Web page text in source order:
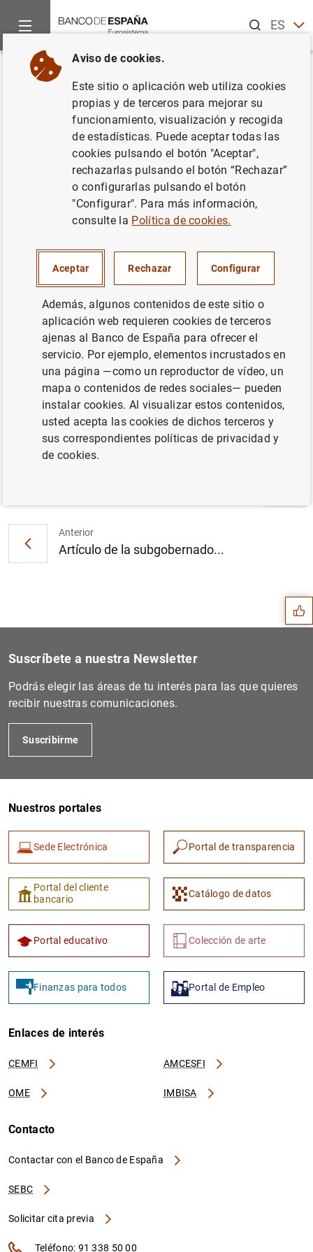
ESEN
Inicio Noticias y eventos
Volver
El Plan de Educación Financiera
y el Ministerio de Educación
refuerzan su compromiso para
mejorar las competencias
financieras de la ciudadanía
EDUCACIÓN FINANCIERA
El Plan de Educación Financiera y el
Ministerio de Educación refuerzan su
compromiso para mejorar las competencias
financieras de la ciudadanía (87KB)
Anterior
Artículo de la subgobernado... Sugerencias
Suscríbete a nuestra Newsletter
Podrás elegir las áreas de tu interés para las que quieres
recibir nuestras comunicaciones.
Suscribirme
Nuestros portales
Sede Electrónica Portal de transparencia
Portal del cliente
bancario
Catálogo de datos
Portal educativo Colección de arte
Finanzas para todos Portal de Empleo
Enlaces de interés
CEMFI AMCESFI
OME IMBISA
Contacto
Contactar con el Banco de España
SEBC
Solicitar cita previa
Teléfono: 91 338 50 00
Aviso de cookies.
Este sitio o aplicación web utiliza cookies
propias y de terceros para mejorar su
funcionamiento, visualización y recogida
de estadísticas. Puede aceptar todas las
cookies pulsando el botón "Aceptar",
rechazarlas pulsando el botón “Rechazar”
o configurarlas pulsando el botón
"Configurar". Para más información,
consulte la Política de cookies.
Aceptar Rechazar Configurar
Además, algunos contenidos de este sitio o
aplicación web requieren cookies de terceros
ajenas al Banco de España para ofrecer el
servicio. Por ejemplo, elementos incrustados en
una página —como un reproductor de vídeo, un
mapa o contenidos de redes sociales— pueden
instalar cookies. Al visualizar estos contenidos,
usted acepta las cookies de dichos terceros y
sus correspondientes políticas de privacidad y
de cookies.